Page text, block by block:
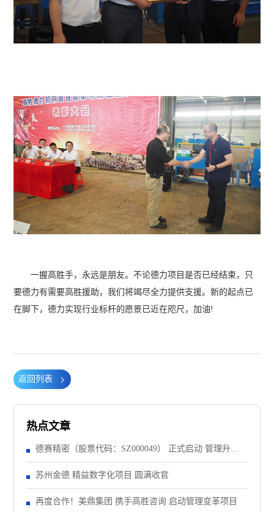
一握高胜手，永远是朋友。不论德力项目是否已经结束，只
要德力有需要高胜援助，我们将竭尽全力提供支援。新的起点已
在脚下，德力实现行业标杆的愿景已近在咫尺，加油!
返回列表
热点文章
德赛精密（股票代码：SZ000049） 正式启动 管理升级&
精益注塑项目！
苏州金德 精益数字化项目 圆满收官
再度合作！美鼎集团 携手高胜咨询 启动管理变革项目